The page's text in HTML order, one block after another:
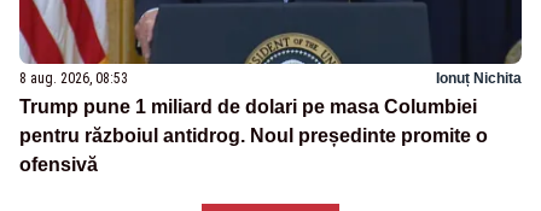
8 aug. 2026, 08:53 Ionuț Nichita
Trump pune 1 miliard de dolari pe masa Columbiei
pentru războiul antidrog. Noul președinte promite o
ofensivă